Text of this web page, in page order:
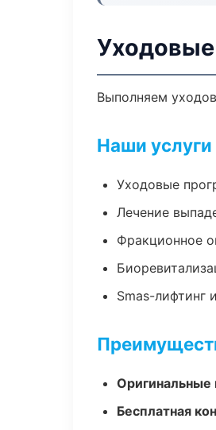
Выполняем
Наши услуги
Уходовые
Лечение
Фракционное
Smas-лифтинг
Оригинальные
Бесплатная